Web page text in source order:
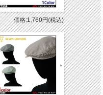
価格:1,760円(税込)